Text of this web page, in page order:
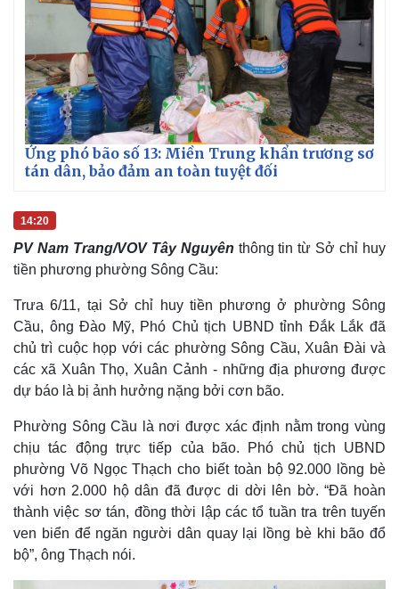
Kinh tế
Bất động sản
Khởi nghiệp
Thị trường
Giá vàng
Tiêu dùng
Tỷ giá
Chứng khoán
Ứng phó bão số 13: Miền Trung khẩn trương sơ
tán dân, bảo đảm an toàn tuyệt đối
14:20
PV Nam Trang/VOV Tây Nguyên thông tin từ Sở chỉ huy
tiền phương phường Sông Cầu:
Trưa 6/11, tại Sở chỉ huy tiền phương ở phường Sông
Cầu, ông Đào Mỹ, Phó Chủ tịch UBND tỉnh Đắk Lắk đã
chủ trì cuộc họp với các phường Sông Cầu, Xuân Đài và
các xã Xuân Thọ, Xuân Cảnh - những địa phương được
dự báo là bị ảnh hưởng nặng bởi cơn bão.
Phường Sông Cầu là nơi được xác định nằm trong vùng
chịu tác động trực tiếp của bão. Phó chủ tịch UBND
phường Võ Ngọc Thạch cho biết toàn bộ 92.000 lồng bè
với hơn 2.000 hộ dân đã được di dời lên bờ. “Đã hoàn
thành việc sơ tán, đồng thời lập các tổ tuần tra trên tuyến
ven biển để ngăn người dân quay lại lồng bè khi bão đổ
bộ”, ông Thạch nói.